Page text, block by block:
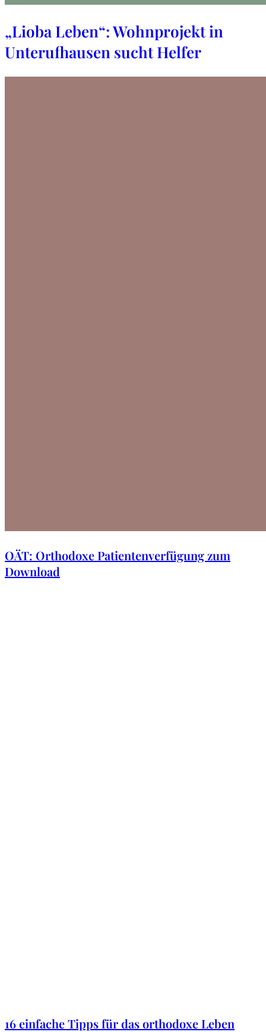
„Lioba Leben“: Wohnprojekt in
Unterufhausen sucht Helfer
OÄT: Orthodoxe Patientenverfügung zum
Download
16 einfache Tipps für das orthodoxe Leben